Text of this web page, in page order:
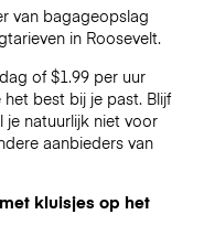
van bagageopslag
in Roosevelt.
of $1.99 per uur
best bij je past. Blijf
je natuurlijk niet voor
aanbieders van
kluisjes op het